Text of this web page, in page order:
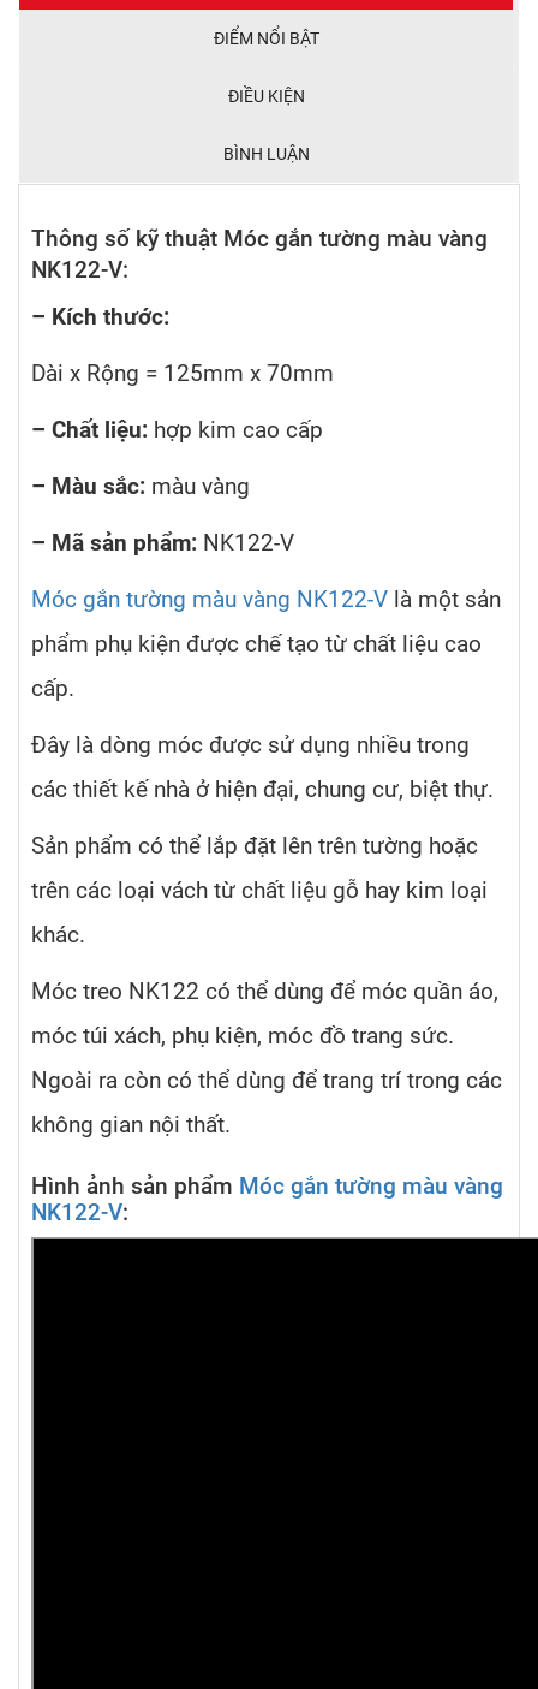
ĐIỂM NỔI BẬT
ĐIỀU KIỆN
BÌNH LUẬN
Thông số kỹ thuật Móc gắn tường màu vàng
NK122-V:
– Kích thước:
Dài x Rộng = 125mm x 70mm
– Chất liệu: hợp kim cao cấp
– Màu sắc: màu vàng
– Mã sản phẩm: NK122-V
Móc gắn tường màu vàng NK122-V là một sản
phẩm phụ kiện được chế tạo từ chất liệu cao
cấp.
Đây là dòng móc được sử dụng nhiều trong
các thiết kế nhà ở hiện đại, chung cư, biệt thự.
Sản phẩm có thể lắp đặt lên trên tường hoặc
trên các loại vách từ chất liệu gỗ hay kim loại
khác.
Móc treo NK122 có thể dùng để móc quần áo,
móc túi xách, phụ kiện, móc đồ trang sức.
Ngoài ra còn có thể dùng để trang trí trong các
không gian nội thất.
Hình ảnh sản phẩm Móc gắn tường màu vàng
NK122-V: